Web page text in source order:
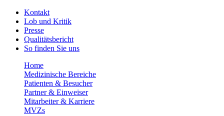
Kontakt
Lob und Kritik
Presse
Qualitätsbericht
So finden Sie uns
Home
Medizinische Bereiche
Patienten & Besucher
Partner & Einweiser
Mitarbeiter & Karriere
MVZs